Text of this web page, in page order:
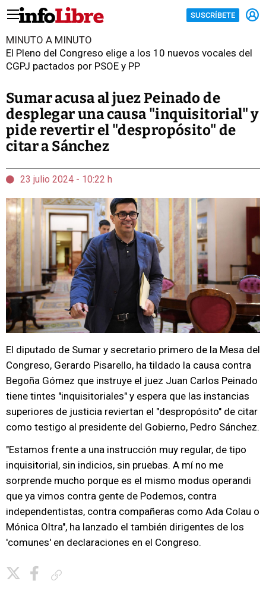
SUSCRÍBETE
MINUTO A MINUTO
El Pleno del Congreso elige a los 10 nuevos vocales del
CGPJ pactados por PSOE y PP
Sumar acusa al juez Peinado de
desplegar una causa "inquisitorial" y
pide revertir el "despropósito" de
citar a Sánchez
23 julio 2024 - 10:22 h
El diputado de Sumar y secretario primero de la Mesa del
Congreso, Gerardo Pisarello, ha tildado la causa contra
Begoña Gómez que instruye el juez Juan Carlos Peinado
tiene tintes "inquisitoriales" y espera que las instancias
superiores de justicia reviertan el "despropósito" de citar
como testigo al presidente del Gobierno, Pedro Sánchez.
"Estamos frente a una instrucción muy regular, de tipo
inquisitorial, sin indicios, sin pruebas. A mí no me
sorprende mucho porque es el mismo modus operandi
que ya vimos contra gente de Podemos, contra
independentistas, contra compañeras como Ada Colau o
Mónica Oltra", ha lanzado el también dirigentes de los
'comunes' en declaraciones en el Congreso.